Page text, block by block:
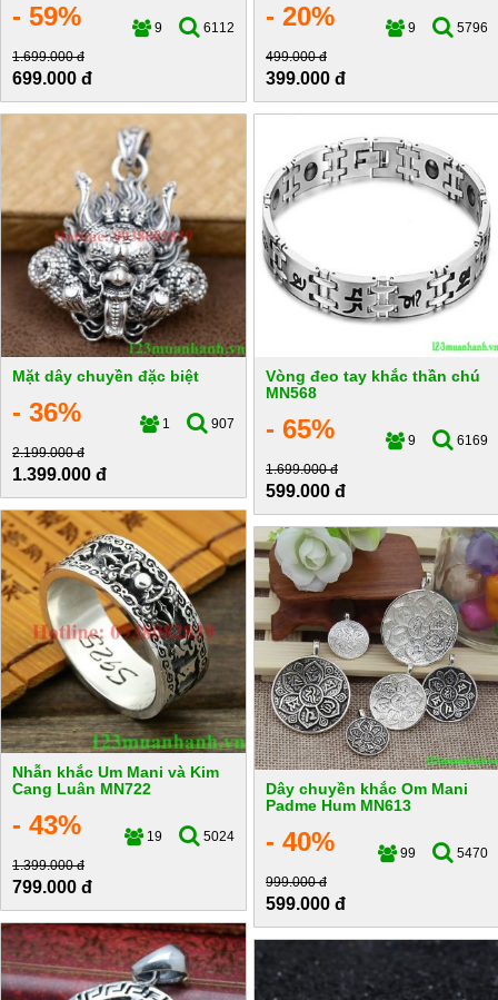
- 59% 9
6112
1.699.000 đ
699.000 đ
- 20% 9
5796
499.000 đ
399.000 đ
Mặt dây chuyền đặc biệt
- 36% 1
907
2.199.000 đ
1.399.000 đ
Vòng đeo tay khắc thần chú
MN568
- 65% 9
6169
1.699.000 đ
599.000 đ
Nhẫn khắc Um Mani và Kim
Cang Luân MN722
- 43% 19
5024
1.399.000 đ
799.000 đ
Dây chuyền khắc Om Mani
Padme Hum MN613
- 40% 99
5470
999.000 đ
599.000 đ